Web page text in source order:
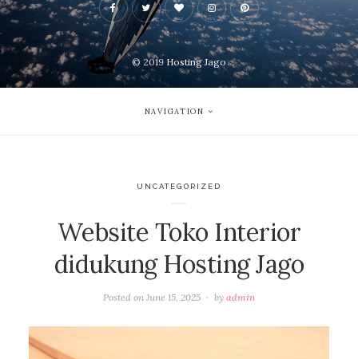
© 2019 Hosting Jago
NAVIGATION
UNCATEGORIZED
Website Toko Interior
didukung Hosting Jago
Posted onJune 15, 2025 by admin